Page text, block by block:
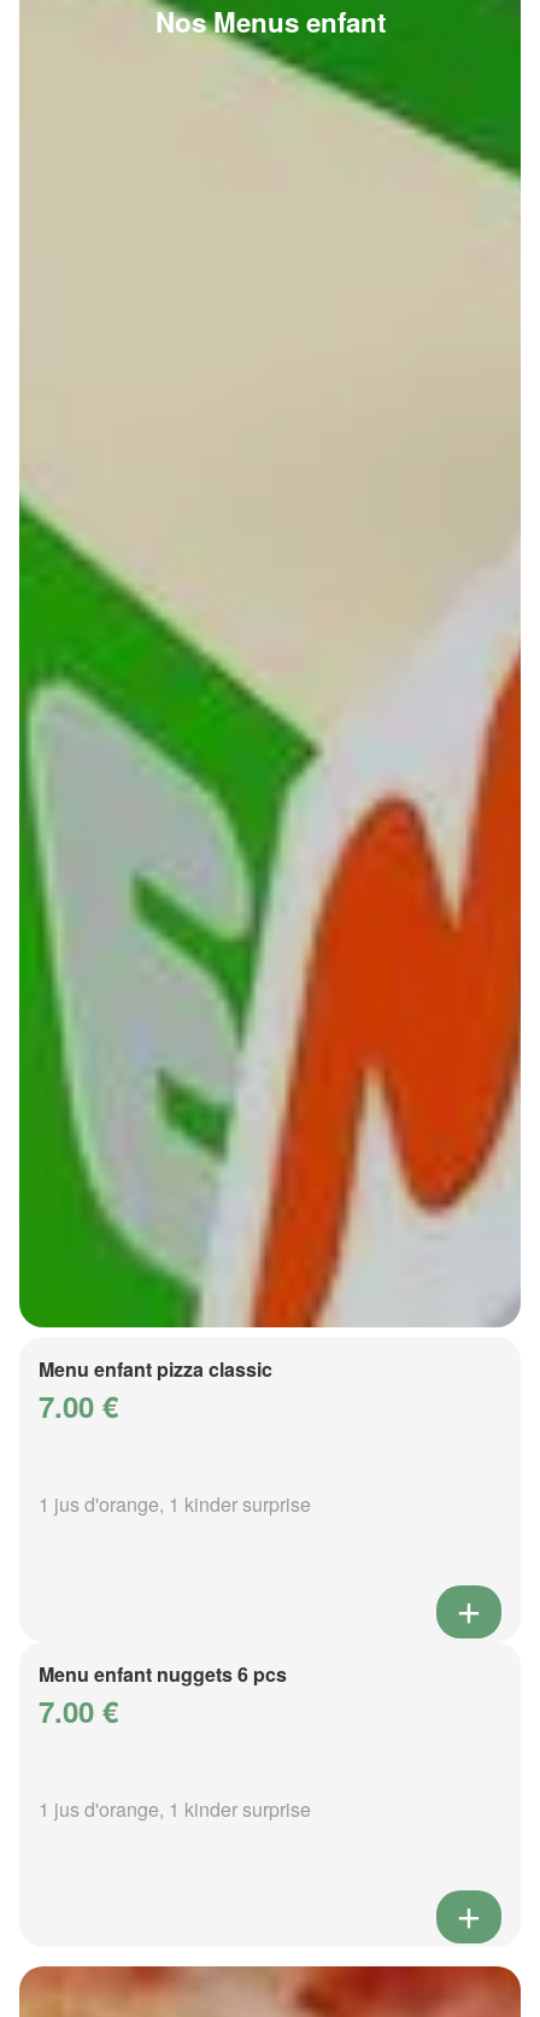
Nos Menus enfant
Menu enfant pizza classic
7.00 €
1 jus d'orange, 1 kinder surprise
Menu enfant nuggets 6 pcs
7.00 €
1 jus d'orange, 1 kinder surprise